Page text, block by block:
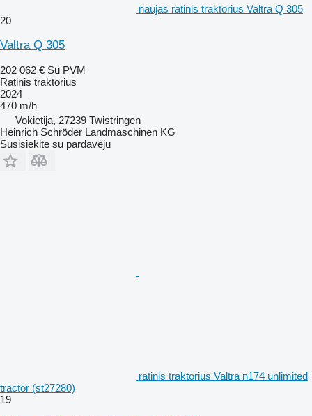
naujas ratinis traktorius Valtra Q 305
20
Valtra Q 305
202 062 € Su PVM
Ratinis traktorius
2024
470 m/h
Vokietija, 27239 Twistringen
Heinrich Schröder Landmaschinen KG
Susisiekite su pardavėju
ratinis traktorius Valtra n174 unlimited
tractor (st27280)
19